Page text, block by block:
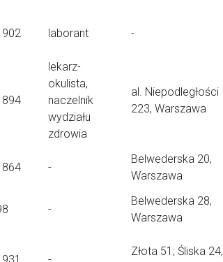
laborant -
lekarz-
okulista,
naczelnik
wydziału
zdrowia
al. Niepodległości
223, Warszawa
-
Belwederska 20,
Warszawa
-
Belwederska 28,
Warszawa
Złota 51; Śliska 24,